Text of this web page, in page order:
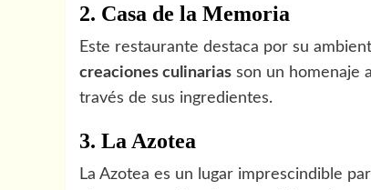
2. Casa de la Memoria
Este restaurante destaca por su
creaciones culinarias son un homenaje
través de sus ingredientes.
3. La Azotea
La Azotea es un lugar imprescindible